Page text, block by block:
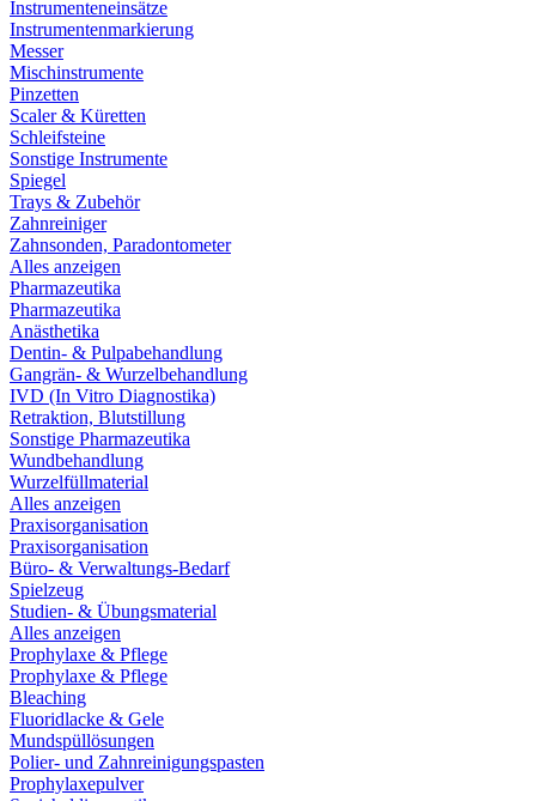
Instrumenteneinsätze
Instrumentenmarkierung
Messer
Mischinstrumente
Pinzetten
Scaler & Küretten
Schleifsteine
Sonstige Instrumente
Spiegel
Trays & Zubehör
Zahnreiniger
Zahnsonden, Paradontometer
Alles anzeigen
Pharmazeutika
Pharmazeutika
Anästhetika
Dentin- & Pulpabehandlung
Gangrän- & Wurzelbehandlung
IVD (In Vitro Diagnostika)
Retraktion, Blutstillung
Sonstige Pharmazeutika
Wundbehandlung
Wurzelfüllmaterial
Alles anzeigen
Praxisorganisation
Praxisorganisation
Büro- & Verwaltungs-Bedarf
Spielzeug
Studien- & Übungsmaterial
Alles anzeigen
Prophylaxe & Pflege
Prophylaxe & Pflege
Bleaching
Fluoridlacke & Gele
Mundspüllösungen
Polier- und Zahnreinigungspasten
Prophylaxepulver